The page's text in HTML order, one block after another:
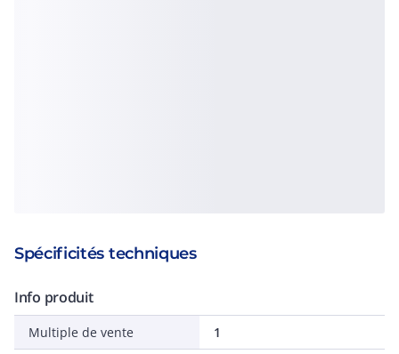
Spécificités techniques
Info produit
Multiple de vente 1